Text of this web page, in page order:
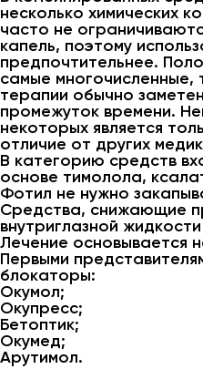
несколько химических
часто не
капель, поэтому
предпочтительнее.
самые многочисленные,
терапии обычно
промежуток времени.
некоторых является
отличие от других
В категорию средств
основе тимолола,
Фотил не нужно
Средства, снижающие
внутриглазной жидкости
Лечение основывается
Первыми
блокаторы:
Окумол;
Окупресс;
Бетоптик;
Окумед;
Арутимол.